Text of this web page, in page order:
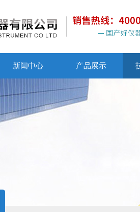
新闻中心 产品展示